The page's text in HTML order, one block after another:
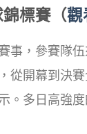
標賽（觀
事，參賽隊
從開幕到決
。多日高強